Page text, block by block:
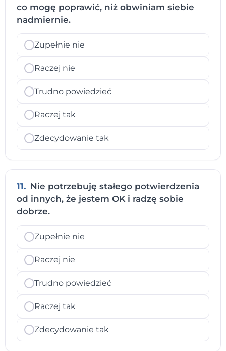
co mogę poprawić, niż obwiniam siebie
nadmiernie.
Zupełnie nie
Raczej nie
Trudno powiedzieć
Raczej tak
Zdecydowanie tak
11. Nie potrzebuję stałego potwierdzenia
od innych, że jestem OK i radzę sobie
dobrze.
Zupełnie nie
Raczej nie
Trudno powiedzieć
Raczej tak
Zdecydowanie tak